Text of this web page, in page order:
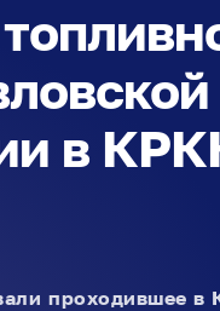
в
проходившее в